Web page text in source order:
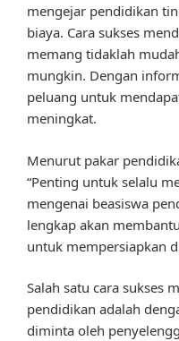
mengejar pendidikan
biaya. Cara sukses
memang tidaklah
mungkin. Dengan
peluang untuk
meningkat.
Menurut pakar
“Penting untuk selalu
mengenai beasiswa
lengkap akan
untuk mempersiapkan
Salah satu cara sukses
pendidikan adalah
diminta oleh